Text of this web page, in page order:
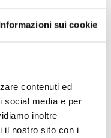
sui cookie
contenuti ed
social media e per
inoltre
il nostro sito con i
cruciale del
studenti di